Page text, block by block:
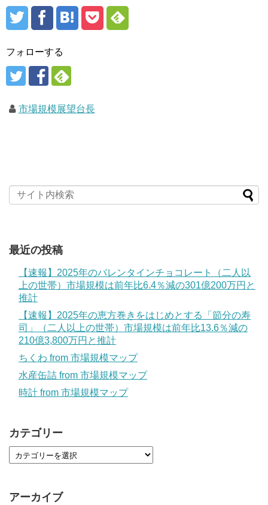
フォローする
市場規模展望台長
最近の投稿
【速報】2025年のバレンタインチョコレート（二人以
上の世帯）市場規模は前年比6.4％減の301億200万円と
推計
【速報】2025年の恵方巻きをはじめとする「節分の寿
司」（二人以上の世帯）市場規模は前年比13.6％減の
210億3,800万円と推計
ちくわ from 市場規模マップ
水産缶詰 from 市場規模マップ
時計 from 市場規模マップ
カテゴリー
アーカイブ